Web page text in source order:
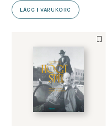
LÄGG I VARUKORG